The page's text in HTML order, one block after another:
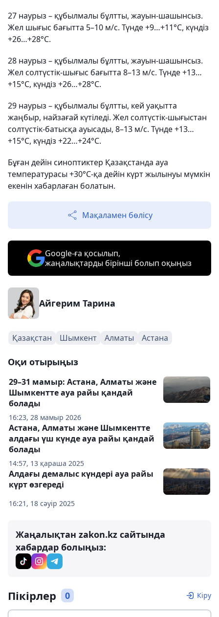
27 наурыз – құбылмалы бұлтты, жауын-шашынсыз.
Жел шығыс бағытта 5–10 м/с. Түнде +9…+11°С, күндіз
+26…+28°С.
28 наурыз – құбылмалы бұлтты, жауын-шашынсыз.
Жел солтүстік-шығыс бағытта 8–13 м/с. Түнде +13…
+15°С, күндіз +26…+28°С.
29 наурыз – құбылмалы бұлтты, кей уақытта
жаңбыр, найзағай күтіледі. Жел солтүстік-шығыстан
солтүстік-батысқа ауысады, 8–13 м/с. Түнде +13…
+15°С, күндіз +22…+24°С.
Бұған дейін синоптиктер Қазақстанда ауа
температурасы +30°С-қа дейін күрт жылынуы мүмкін
екенін хабарлаған болатын.
Мақаламен бөлісу
Google-ға қосылып,
жаңалықтарды бірінші болып оқыңыз
Айгерим Тарина
Қазақстан Шымкент Алматы Астана
Оқи отырыңыз
16:23, 28 мамыр 2026
29–31 мамыр: Астана, Алматы және
Шымкентте ауа райы қандай
болады
14:57, 13 қараша 2025
Астана, Алматы және Шымкентте
алдағы үш күнде ауа райы қандай
болады
16:21, 18 сәуір 2025
Алдағы демалыс күндері ауа райы
күрт өзгереді
Жаңалықтан zakon.kz сайтында
хабардар болыңыз:
Пікірлер 0 Кіру